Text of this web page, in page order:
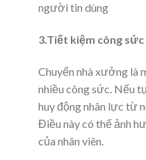
người tin dùng
3.Tiết kiệm công sức
Chuyển nhà xưởng là
nhiều công sức. Nếu
huy động nhân lực từ
Điều này có thể ảnh
của nhân viên.